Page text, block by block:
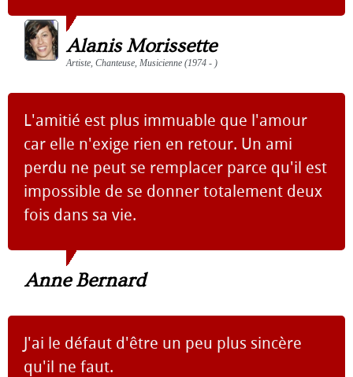
Alanis Morissette
Artiste, Chanteuse, Musicienne (1974 - )
L'amitié est plus immuable que l'amour
car elle n'exige rien en retour. Un ami
perdu ne peut se remplacer parce qu'il est
impossible de se donner totalement deux
fois dans sa vie.
Anne Bernard
J'ai le défaut d'être un peu plus sincère
qu'il ne faut.